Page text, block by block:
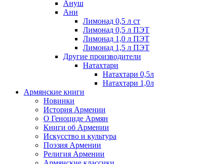
Ануш
Ани
Лимонад 0,5 л ст
Лимонад 0,5 л ПЭТ
Лимонад 1,0 л ПЭТ
Лимонад 1,5 л ПЭТ
Другие производители
Натахтари
Натахтари 0,5л
Натахтари 1,0л
Армянские книги
Новинки
История Армении
О Геноциде Армян
Книги об Армении
Иcкусство и культура
Поэзия Армении
Религия Армении